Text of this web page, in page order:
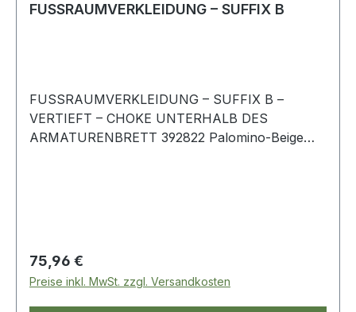
FUSSRAUMVERKLEIDUNG – SUFFIX B
FUSSRAUMVERKLEIDUNG – SUFFIX B –
VERTIEFT – CHOKE UNTERHALB DES
ARMATURENBRETT 392822 Palomino-Beige
Regulärer Preis:
75,96 €
Preise inkl. MwSt. zzgl. Versandkosten